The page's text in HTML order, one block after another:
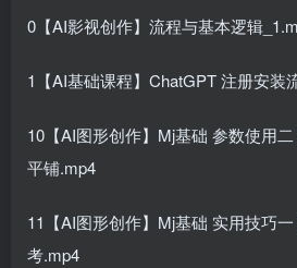
0【AI影视创作】流程与基本逻辑
1【AI基础课程】ChatGPT 注册安装
10【AI图形创作】Mj基础 参数使用
平铺.mp4
11【AI图形创作】Mj基础 实用技巧
考.mp4